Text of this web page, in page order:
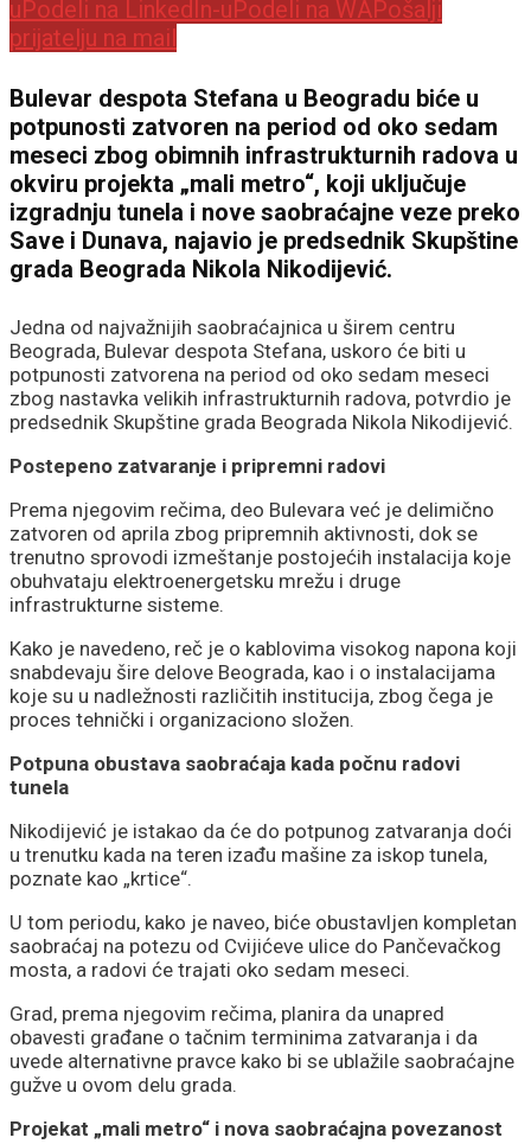
u Podeli na LinkedIn-u Podeli na WAPošalji
prijatelju na mail
Bulevar despota Stefana u Beogradu biće u
potpunosti zatvoren na period od oko sedam
meseci zbog obimnih infrastrukturnih radova u
okviru projekta „mali metro“, koji uključuje
izgradnju tunela i nove saobraćajne veze preko
Save i Dunava, najavio je predsednik Skupštine
grada Beograda Nikola Nikodijević.
Jedna od najvažnijih saobraćajnica u širem centru
Beograda, Bulevar despota Stefana, uskoro će biti u
potpunosti zatvorena na period od oko sedam meseci
zbog nastavka velikih infrastrukturnih radova, potvrdio je
predsednik Skupštine grada Beograda Nikola Nikodijević.
Postepeno zatvaranje i pripremni radovi
Prema njegovim rečima, deo Bulevara već je delimično
zatvoren od aprila zbog pripremnih aktivnosti, dok se
trenutno sprovodi izmeštanje postojećih instalacija koje
obuhvataju elektroenergetsku mrežu i druge
infrastrukturne sisteme.
Kako je navedeno, reč je o kablovima visokog napona koji
snabdevaju šire delove Beograda, kao i o instalacijama
koje su u nadležnosti različitih institucija, zbog čega je
proces tehnički i organizaciono složen.
Potpuna obustava saobraćaja kada počnu radovi
tunela
Nikodijević je istakao da će do potpunog zatvaranja doći
u trenutku kada na teren izađu mašine za iskop tunela,
poznate kao „krtice“.
U tom periodu, kako je naveo, biće obustavljen kompletan
saobraćaj na potezu od Cvijićeve ulice do Pančevačkog
mosta, a radovi će trajati oko sedam meseci.
Grad, prema njegovim rečima, planira da unapred
obavesti građane o tačnim terminima zatvaranja i da
uvede alternativne pravce kako bi se ublažile saobraćajne
gužve u ovom delu grada.
Projekat „mali metro“ i nova saobraćajna povezanost